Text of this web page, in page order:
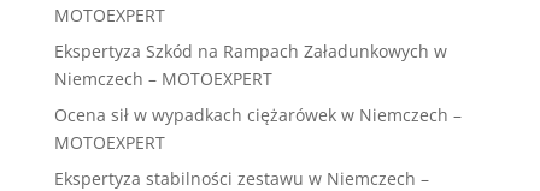
MOTOEXPERT
Ekspertyza Szkód na Rampach Załadunkowych w
Niemczech – MOTOEXPERT
Ocena sił w wypadkach ciężarówek w Niemczech –
MOTOEXPERT
Ekspertyza stabilności zestawu w Niemczech –